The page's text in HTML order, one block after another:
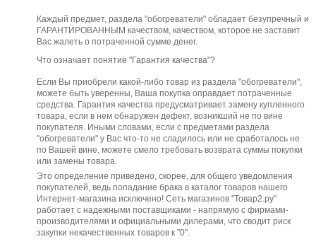
Каждый предмет, раздела "обогреватели" обладает безупречный и
ГАРАНТИРОВАННЫМ качеством, качеством, которое не заставит
Вас жалеть о потраченной сумме денег.
Что означает понятие "Гарантия качества"?
Если Вы приобрели какой-либо товар из раздела "обогреватели",
можете быть уверенны, Ваша покупка оправдает потраченные
средства. Гарантия качества предусматривает замену купленного
товара, если в нем обнаружен дефект, возникший не по вине
покупателя. Иными словами, если с предметами раздела
"обогреватели" у Вас что-то не сладилось или не сработалось не
по Вашей вине, можете смело требовать возврата суммы покупки
или замены товара.
Это определение приведено, скорее, для общего уведомления
покупателей, ведь попадание брака в каталог товаров нашего
Интернет-магазина исключено! Сеть магазинов "Товар2.ру"
работает с надежными поставщиками - напрямую с фирмами-
производителями и официальными дилерами, что сводит риск
закупки некачественных товаров к "0".